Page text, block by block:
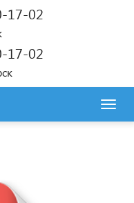
17-02
17-02